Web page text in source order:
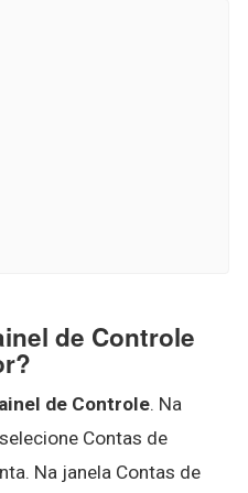
de Controle
de Controle. Na
Contas de
Na janela Contas de